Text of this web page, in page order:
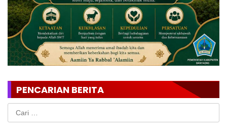
PENCARIAN BERITA
Cari
untuk: